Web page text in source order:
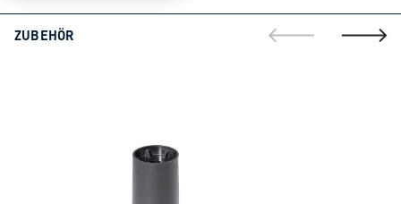
ZUBEHÖR
gehe zur gehe